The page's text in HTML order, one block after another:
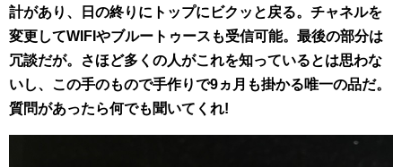
計があり、日の終りにトップにビクッと戻る。チャネルを
変更してWIFIやブルートゥースも受信可能。最後の部分は
冗談だが。さほど多くの人がこれを知っているとは思わな
いし、この手のもので手作りで9ヵ月も掛かる唯一の品だ。
質問があったら何でも聞いてくれ!